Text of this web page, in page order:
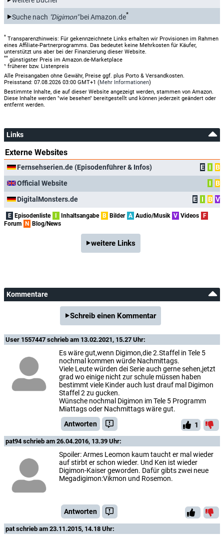
Suche nach "Digimon"bei Amazon.de*
* Transparenzhinweis: Für gekennzeichnete Links erhalten wir Provisionen im Rahmen
eines Affiliate-Partnerprogramms. Das bedeutet keine Mehrkosten für Käufer,
unterstützt uns aber bei der Finanzierung dieser Website.
** günstigster Preis im Amazon.de-Marketplace
¹ früherer bzw. Listenpreis
Alle Preisangaben ohne Gewähr, Preise ggf. plus Porto & Versandkosten.
Preisstand: 07.08.2026 03:00 GMT+1 (Mehr Informationen)
Bestimmte Inhalte, die auf dieser Website angezeigt werden, stammen von Amazon.
Diese Inhalte werden "wie besehen" bereitgestellt und können jederzeit geändert oder
entfernt werden.
Links
Externe Websites
Fernsehserien.de (Episodenführer & Infos) E I
B
Official Website
I
B
DigitalMonsters.de
E I B V
E Episodenliste I Inhaltsangabe B Bilder A Audio/Musik V Videos F
Forum N Blog/News
weitere Links
Kommentare
Schreib einen Kommentar
User 1557447 schrieb am 13.02.2021, 15.27 Uhr:
Es wäre gut,wenn Digimon,die 2.Staffel in Tele 5
nochmal kommen würde Nachmittags.
Viele Leute würden dei Serie auch gerne sehen,jetzt
grad wo einige nicht zur schule müssen haben
bestimmt viele Kinder auch lust drauf mal Digimon
Staffel 2 zu gucken.
Wünsche nochmal Digimon im Tele 5 Programm
Miattags oder Nachmittags wäre gut.
Antworten
1
pat94schrieb am 26.04.2016, 13.39 Uhr:
Spoiler: Armes Leomon kaum taucht er mal wieder
auf stirbt er schon wieder. Und Ken ist wieder
Digimon-Kaiser geworden. Dafür gibts zwei neue
Megadigimon:Vikmon und Rosemon.
Antworten
pat schrieb am 23.11.2015, 14.18 Uhr: